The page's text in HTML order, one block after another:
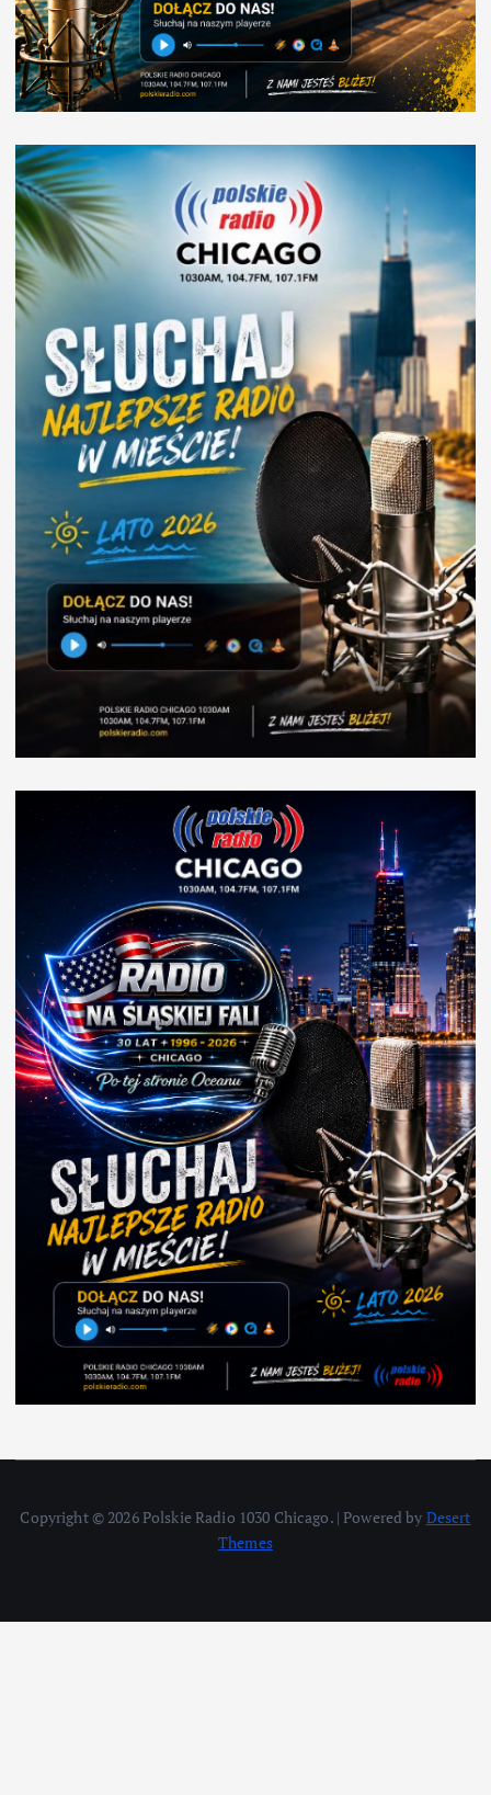
Copyright © 2026 Polskie Radio 1030 Chicago. | Powered by Desert
Themes